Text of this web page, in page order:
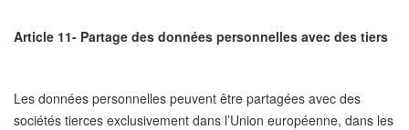
Article 11- Partage des données personnelles avec des tiers
Les données personnelles peuvent être partagées avec des
sociétés tierces exclusivement dans l’Union européenne, dans les